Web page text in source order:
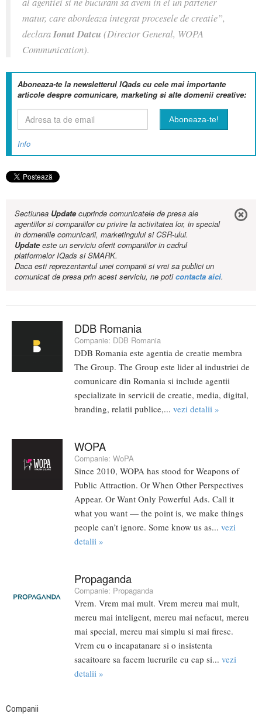
matur, care abordeaza integrat procesele de creatie”,
declaraIonut Datcu (Director General, WOPA
Communication).
Aboneaza-te la newsletterul IQads cu cele mai importante
articole despre comunicare, marketing si alte domenii creative:
Info
Sectiunea Updatecuprinde comunicatele de presa ale
agentiilor si companiilor cu privire la activitatea lor, in special
in domeniile comunicarii, marketingului si CSR-ului.
Updateeste un serviciu oferit companiilor in cadrul
platformelor IQads si SMARK.
Daca esti reprezentantul unei companii si vrei sa publici un
comunicat de presa prin acest serviciu, ne poticontacta aici.
DDB Romania
Companie: DDB Romania
DDB Romania este agentia de creatie membra
The Group. The Group este lider al industriei de
comunicare din Romania si include agentii
specializate in servicii de creatie, media, digital,
branding, relatii publice,... vezi detalii »
WOPA
Companie: WoPA
Since 2010, WOPA has stood for Weapons of
Public Attraction. Or When Other Perspectives
Appear. Or Want Only Powerful Ads. Call it
what you want — the point is, we make things
people can’t ignore. Some know us as... vezi
detalii »
Propaganda
Companie: Propaganda
Vrem. Vrem mai mult. Vrem mereu mai mult,
mereu mai inteligent, mereu mai nefacut, mereu
mai special, mereu mai simplu si mai firesc.
Vrem cu o incapatanare si o insistenta
sacaitoare sa facem lucrurile cu cap si... vezi
detalii »
Companii